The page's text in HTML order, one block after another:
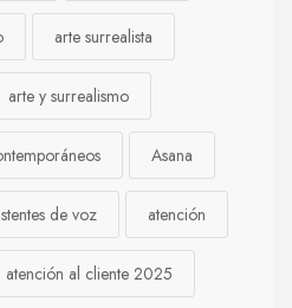
arte surrealista
arte y surrealismo
Asana
de voz atención
atención al cliente 2025